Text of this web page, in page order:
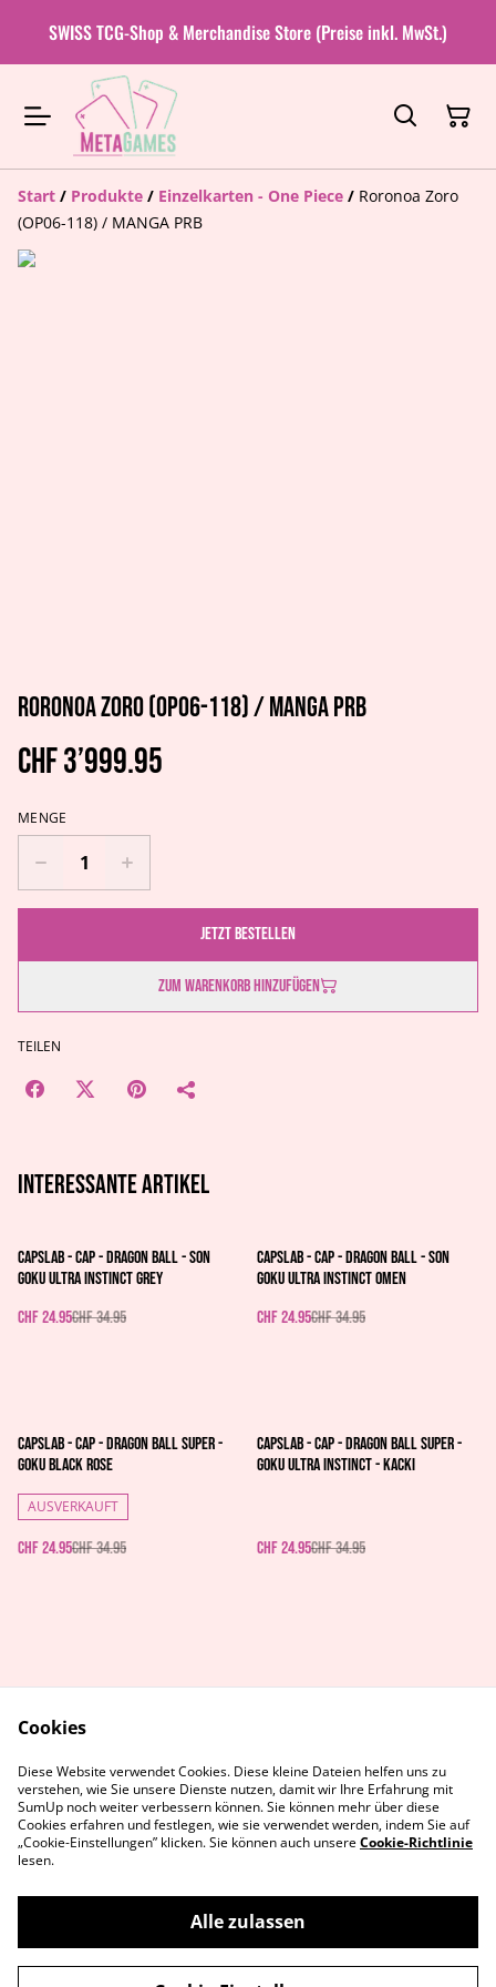
SWISS TCG-Shop & Merchandise Store (Preise inkl. MwSt.)
Start / Produkte / Einzelkarten - One Piece / Roronoa Zoro
(OP06-118) / MANGA PRB
Roronoa Zoro (OP06-118) / MANGA PRB
CHF 3’999.95
MENGE
Jetzt bestellen
Zum Warenkorb hinzufügen
TEILEN
Interessante artikel
%
Capslab - Cap - Dragon Ball - Son
Goku Ultra Instinct grey
CHF 24.95CHF 34.95
%
Capslab - Cap - Dragon Ball - Son
Goku Ultra Instinct omen
CHF 24.95CHF 34.95
%
Capslab - Cap - Dragon Ball Super -
Goku Black Rose
AUSVERKAUFT
CHF 24.95CHF 34.95
%
Capslab - Cap - Dragon Ball Super -
Goku ultra instinct - kacki
CHF 24.95CHF 34.95
Datenschutz
Cookie-Richtlinie
Kontaktiere uns
©2026MetaGames
Cookies
Diese Website verwendet Cookies. Diese kleine Dateien helfen uns zu
verstehen, wie Sie unsere Dienste nutzen, damit wir Ihre Erfahrung mit
SumUp noch weiter verbessern können. Sie können mehr über diese
Cookies erfahren und festlegen, wie sie verwendet werden, indem Sie auf
„Cookie-Einstellungen” klicken. Sie können auch unsereCookie-Richtlinie
lesen.
Alle zulassen